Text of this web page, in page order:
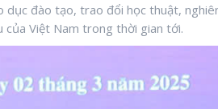
dục đào tạo, trao đổi học thuật,
của Việt Nam trong thời gian tới.